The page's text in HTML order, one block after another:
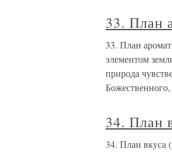
33. План
33. План
элементом
природа
Божественного,
34. План
34. План вкуса